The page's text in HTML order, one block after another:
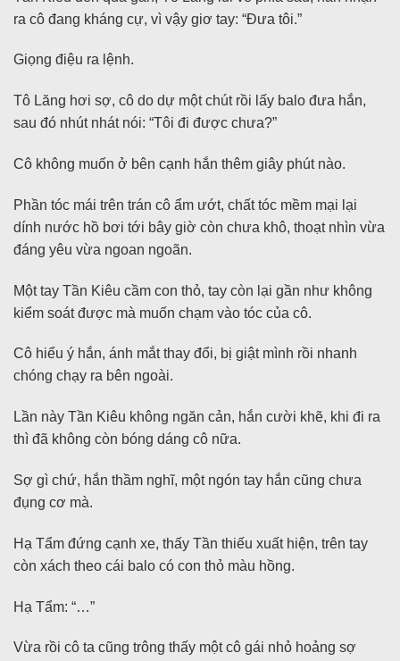
ra cô đang kháng cự, vì vậy giơ tay: “Đưa tôi.”
Giọng điệu ra lệnh.
Tô Lăng hơi sợ, cô do dự một chút rồi lấy balo đưa hắn,
sau đó nhút nhát nói: “Tôi đi được chưa?”
Cô không muốn ở bên cạnh hắn thêm giây phút nào.
Phần tóc mái trên trán cô ẩm ướt, chất tóc mềm mại lại
dính nước hồ bơi tới bây giờ còn chưa khô, thoạt nhìn vừa
đáng yêu vừa ngoan ngoãn.
Một tay Tần Kiêu cầm con thỏ, tay còn lại gần như không
kiểm soát được mà muốn chạm vào tóc của cô.
Cô hiểu ý hắn, ánh mắt thay đổi, bị giật mình rồi nhanh
chóng chạy ra bên ngoài.
Lần này Tần Kiêu không ngăn cản, hắn cười khẽ, khi đi ra
thì đã không còn bóng dáng cô nữa.
Sợ gì chứ, hắn thầm nghĩ, một ngón tay hắn cũng chưa
đụng cơ mà.
Hạ Tẩm đứng cạnh xe, thấy Tần thiếu xuất hiện, trên tay
còn xách theo cái balo có con thỏ màu hồng.
Hạ Tẩm: “…”
Vừa rồi cô ta cũng trông thấy một cô gái nhỏ hoảng sợ